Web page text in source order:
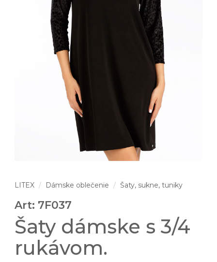
LITEX Dámske oblečenie Šaty, sukne, tuniky
Art: 7F037
Šaty dámske s 3/4
rukávom.